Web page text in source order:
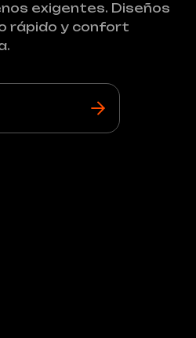
exigentes. Diseños
rápido y confort